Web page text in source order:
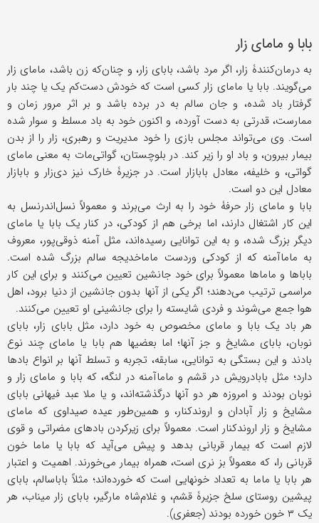
بابا و مامای‌ زار
به درمان‌کنندۀ زار، اگر مرد باشد، بابای زار، و چنان‌که زن باشد، مامای زار
می‌گویند. بابا یا مامای زار کسی است که خودش دست‌کم یک یا چند بار
گرفتار باد شده، و جان سالم به در برده باشد و بر اثر مرور زمان و
ممارست، قدرتی به دست آورده، و اکنون خود به باد مسلط و سوار شده
است. وی می‌تواند مجلس بازی را خود مدیریت و رهبری، زار را از بدن
بیمار بیرون، و باد او را زیر کند. در بلوچستان، گواتی‌مات به معنی مامای
گواتی، و خلیفه، معادل بابازار است. در جزیرۀ خارک نیز دی‌زار و بابازار
معادل این دو است.
بابا و مامای زار حرفۀ خود را به ارث می‌برند و معمولاً نسل‌اندرنسل به
این کار اشتغال دارند، اما برخی هم از کودکی، در کنار یک بابا یا مامای
دیگر بزرگ شده، و به این توانایی رسیده‌اند، مثل آمنه ذوقی‌پور، معروف
به ماماآمنه که از کودکی وردست ماماخدیجه سالم بزرگ شده است.
باباها و ماماها معمولاً برای خود جانشین تعیین می‌کنند و برای این کار
مراسمی ترتیب می‌دهند؛ اگر یکی از آنها بدون جانشین از دنیا برود، اهل
هوا جمع می‌شوند و فردی شایسته را برای جانشینی او تعیین می‌کنند.
هر باد یک بابا و مامای مخصوص به خود دارد، مثل بابای زار، بابای
نوبان، بابای مشایخ و جز آنها؛ اما بعضیها هم بابا یا مامای چند نوع
بادند و این بستگی به توانایی، سابقه، تجربه و تسلط آنها بر انواع بادها
دارد؛ مثل بابادرویش در قشم و ماماآمنه در لنگه، که بابا و مامای ‌زار و
نوبان بودند و امروزه هر دو آنها درگذشته‌اند، و یا ملا عبد فیهانی بابای
مشایخ و زار آبادان و اروندکنار، و همین‌طور عیده صیداوی که مامای
مشایخ و زار اروندکنار است. معمولاً برای زیرکردن بادهای مضراتی و قوی
لازم است که بیمار قربانی بدهد و پیش می‌آید که بابا یا ماما خون
قربانی را، که معمولاً بز نری است، همراه بیمار می‌خورند. اهمیت و اعتبار
هر بابا یا ماما به تعداد خونهایی است که خورده‌اند؛ مثلاً باباسالم، بابای
پیشین روستای سلخ جزیرۀ قشم، و غلام‌شاه مارگیر، بابای زار میناب، هر
یک ۳ خون خورده بودند (جعفری).